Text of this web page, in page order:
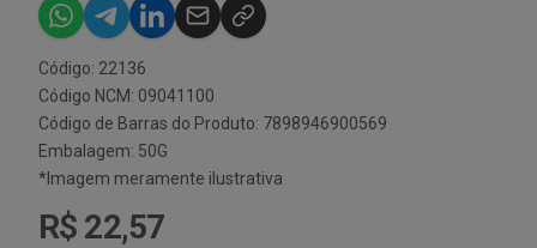
Código: 22136
Código NCM: 09041100
Código de Barras do Produto: 7898946900569
Embalagem: 50G
*Imagem meramente ilustrativa
R$ 22,57